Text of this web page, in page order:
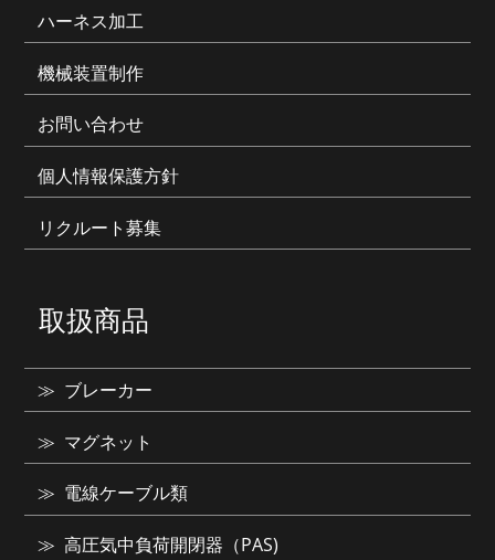
ハーネス加工
機械装置制作
お問い合わせ
個人情報保護方針
リクルート募集
取扱商品
ブレーカー
マグネット
電線ケーブル類
高圧気中負荷開閉器（PAS)